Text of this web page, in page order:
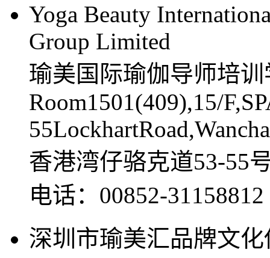
Yoga Beauty
Group Limited
瑜美国际瑜伽导师培
Room1501(409),15/
香港湾仔骆克道53-55
电话：00852-
深圳市瑜美汇品牌文